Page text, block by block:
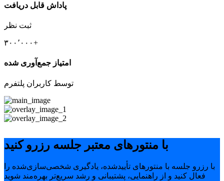
پاداش قابل دریافت
ثبت نظر
۳۰۰٬۰۰۰+
امتیاز جمع‌آوری شده
توسط کاربران پلتفرم
با منتورهای معتبر جلسه رزرو کنید
با رزرو جلسه با منتورهای تأییدشده، یادگیری شخصی‌سازی‌شده را
فعال کنید و از راهنمایی، پشتیبانی و رشد سریع‌تر بهره‌مند شوید